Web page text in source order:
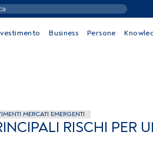
Business Persone
MERCATI EMERGENTI
RISCHI PER